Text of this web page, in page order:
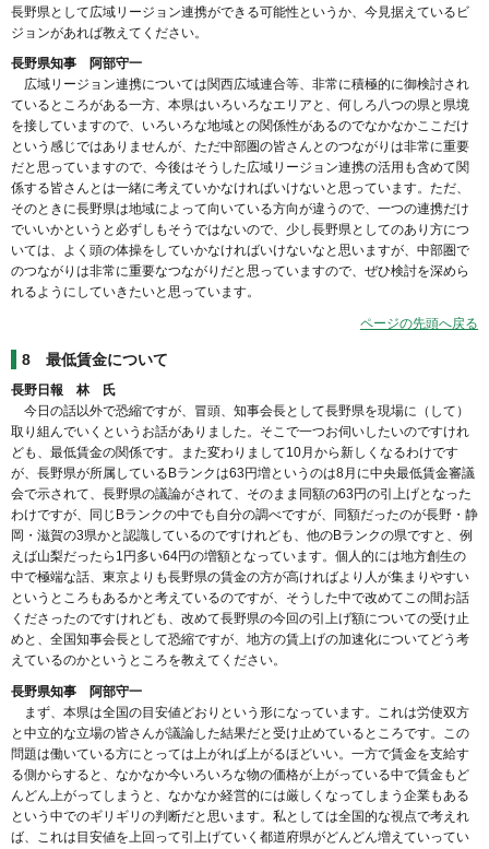
長野県として広域リージョン連携ができる可能性というか、今見据えているビ
ジョンがあれば教えてください。
長野県知事 阿部守一
広域リージョン連携については関西広域連合等、非常に積極的に御検討され
ているところがある一方、本県はいろいろなエリアと、何しろ八つの県と県境
を接していますので、いろいろな地域との関係性があるのでなかなかここだけ
という感じではありませんが、ただ中部圏の皆さんとのつながりは非常に重要
だと思っていますので、今後はそうした広域リージョン連携の活用も含めて関
係する皆さんとは一緒に考えていかなければいけないと思っています。ただ、
そのときに長野県は地域によって向いている方向が違うので、一つの連携だけ
でいいかというと必ずしもそうではないので、少し長野県としてのあり方につ
いては、よく頭の体操をしていかなければいけないなと思いますが、中部圏で
のつながりは非常に重要なつながりだと思っていますので、ぜひ検討を深めら
れるようにしていきたいと思っています。
ページの先頭へ戻る
8 最低賃金について
長野日報 林 氏
今日の話以外で恐縮ですが、冒頭、知事会長として長野県を現場に（して）
取り組んでいくというお話がありました。そこで一つお伺いしたいのですけれ
ども、最低賃金の関係です。また変わりまして10月から新しくなるわけです
が、長野県が所属しているBランクは63円増というのは8月に中央最低賃金審議
会で示されて、長野県の議論がされて、そのまま同額の63円の引上げとなった
わけですが、同じBランクの中でも自分の調べですが、同額だったのが長野・静
岡・滋賀の3県かと認識しているのですけれども、他のBランクの県ですと、例
えば山梨だったら1円多い64円の増額となっています。個人的には地方創生の
中で極端な話、東京よりも長野県の賃金の方が高ければより人が集まりやすい
というところもあるかと考えているのですが、そうした中で改めてこの間お話
くださったのですけれども、改めて長野県の今回の引上げ額についての受け止
めと、全国知事会長として恐縮ですが、地方の賃上げの加速化についてどう考
えているのかというところを教えてください。
長野県知事 阿部守一
まず、本県は全国の目安値どおりという形になっています。これは労使双方
と中立的な立場の皆さんが議論した結果だと受け止めているところです。この
問題は働いている方にとっては上がれば上がるほどいい。一方で賃金を支給す
る側からすると、なかなか今いろいろな物の価格が上がっている中で賃金もど
んどん上がってしまうと、なかなか経営的には厳しくなってしまう企業もある
という中でのギリギリの判断だと思います。私としては全国的な視点で考えれ
ば、これは目安値を上回って引上げていく都道府県がどんどん増えていってい